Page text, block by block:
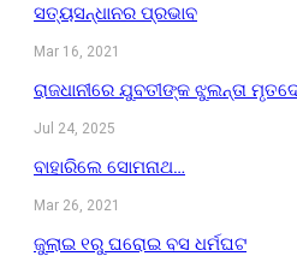
ସତ୍ୟସନ୍ଧାନର ପ୍ରଭାବ
Mar 16, 2021
ରାଜଧାନୀରେ ଯୁବତୀଙ୍କ ଝୁଲନ୍ତା
Jul 24, 2025
ବାହାରିଲେ ସୋମନାଥ…
Mar 26, 2021
ଜୁଲାଇ ୧ରୁ ଘରୋଇ ବସ ଧର୍ମଘଟ